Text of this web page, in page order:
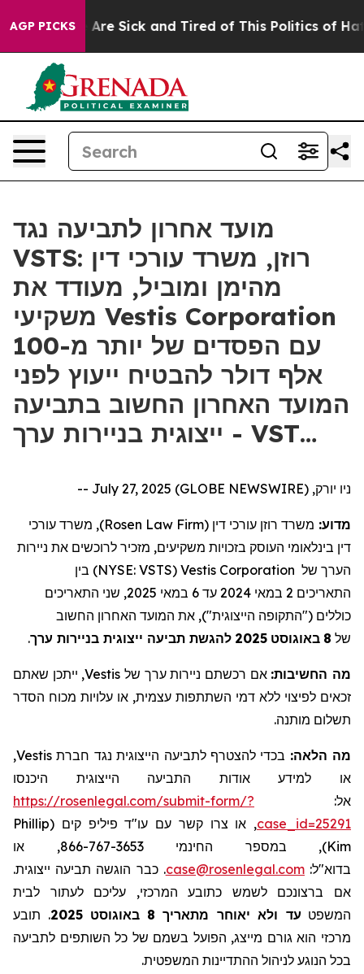
AGP PICKS
“People Are Sick and Tired of This Politics of
מועד אחרון לתביעה נגד
VSTS: רוזן, משרד עורכי דין
מהימן ומוביל, מעודד את
משקיעי Vestis Corporation
עם הפסדים של יותר מ-100
אלף דולר להבטיח ייעוץ לפני
המועד האחרון החשוב בתביעה
ייצוגית בניירות ערך - VST…
ניו יורק, July 27, 2025 (GLOBE NEWSWIRE) --
מדוע: משרד רוזן עורכי דין (Rosen Law Firm), משרד עורכי
דין בינלאומי העוסק בזכויות משקיעים, מזכיר לרוכשים את ניירות
הערך של Vestis Corporation
(
NYSE: VSTS) בין
התאריכים 2 במאי 2024 עד 6 במאי 2025, שני התאריכים
כוללים ("התקופה הייצוגית"), את המועד האחרון החשוב
של 8 באוגוסט 2025 להגשת תביעה ייצוגית בניירות ערך.
מה החשיבות: אם רכשתם ניירות ערך של Vestis, ייתכן שאתם
זכאים לפיצוי ללא דמי השתתפות עצמית, או עלויות מכוח הסדר
תשלום מותנה.
מה הלאה: בכדי להצטרף לתביעה הייצוגית נגד חברת Vestis
,
או למידע אודות התביעה הייצוגית היכנסו
אל: https://rosenlegal.com/submit-form/?
case_id=25291, או צרו קשר עם עו"ד פיליפ קים (Phillip
Kim
), במספר החינמי 866-767-3653, או
בדוא"ל:case@rosenlegal.com. כבר הוגשה תביעה ייצוגית.
אם ברצונכם לשמש כתובע המרכזי, עליכם לעתור לבית
המשפט עד ולא יאוחר מתאריך 8 באוגוסט 2025
. תובע
מרכזי הוא גורם מייצג, הפועל בשמם של כל השותפים לתביעה
בכל הנוגע לניהול ההתדיינות המשפטית.